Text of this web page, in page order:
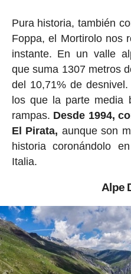
Pura historia, también
Foppa, el Mortirolo nos
instante. En un valle
que suma 1307 metros
del 10,71% de
los que la parte media
rampas. Desde 1994,
El Pirata, aunque son
historia coronándolo
Italia.
Alpe